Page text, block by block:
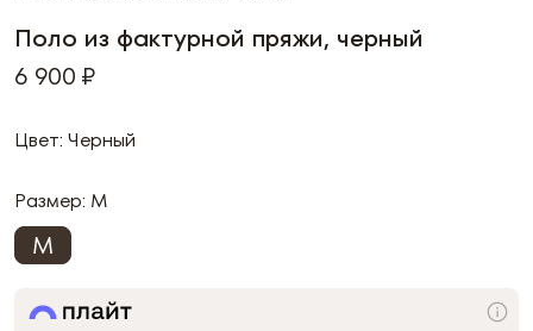
Поло из фактурной пряжи, черный
6 900 ₽
Цвет: Черный
Размер: M
M